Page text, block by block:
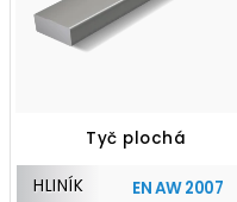
Tyč plochá
HLINÍK EN AW 2007